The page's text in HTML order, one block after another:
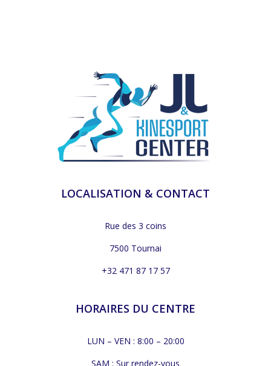
LOCALISATION & CONTACT
Rue des 3 coins
7500 Tournai
+32 471 87 17 57
HORAIRES DU CENTRE
LUN – VEN : 8:00 – 20:00
SAM : Sur rendez-vous